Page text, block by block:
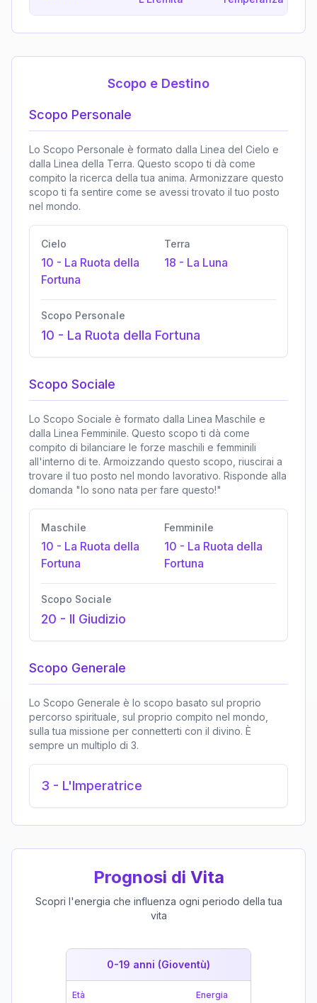
Scopo e Destino
Scopo Personale
Lo Scopo Personale è formato dalla Linea del Cielo e
dalla Linea della Terra. Questo scopo ti dà come
compito la ricerca della tua anima. Armonizzare questo
scopo ti fa sentire come se avessi trovato il tuo posto
nel mondo.
Cielo
10 - La Ruota della
Fortuna
Terra
18 - La Luna
Scopo Personale
10 - La Ruota della Fortuna
Scopo Sociale
Lo Scopo Sociale è formato dalla Linea Maschile e
dalla Linea Femminile. Questo scopo ti dà come
compito di bilanciare le forze maschili e femminili
all'interno di te. Armoizzando questo scopo, riuscirai a
trovare il tuo posto nel mondo lavorativo. Risponde alla
domanda "Io sono nata per fare questo!"
Maschile
10 - La Ruota della
Fortuna
Femminile
10 - La Ruota della
Fortuna
Scopo Sociale
20 - Il Giudizio
Scopo Generale
Lo Scopo Generale è lo scopo basato sul proprio
percorso spirituale, sul proprio compito nel mondo,
sulla tua missione per connetterti con il divino. È
sempre un multiplo di 3.
3 - L'Imperatrice
Prognosi di Vita
Scopri l'energia che influenza ogni periodo della tua
vita
0-19 anni (Gioventù)
Età Energia